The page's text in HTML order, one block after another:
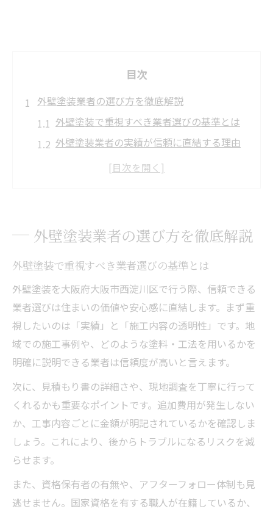
目次
外壁塗装業者の選び方を徹底解説
外壁塗装で重視すべき業者選びの基準とは
外壁塗装業者の実績が信頼に直結する理由
外壁塗装の見積もり比較で失敗しない方法
西淀川区で外壁塗装を検討するなら注目
外壁塗装の地元密着業者を選ぶメリット
外壁塗装で西淀川区の業者が信頼される理
由
西淀川区の外壁塗装費用相場と比較ポイン
ト
外壁塗装の無料見積もりを活用する方法
西淀川区で外壁塗装のアフターケアを確認
信頼できる外壁塗装会社を見極めるコツ
外壁塗装会社の信頼性を判断する要素とは
外壁塗装で自社施工か下請けかを確認する
特徴
外壁塗装で担当者の対応力を見極める方法
外壁塗装業者の選び方を徹底解説
外壁塗装で重視すべき業者選びの基準とは
外壁塗装を大阪府大阪市西淀川区で行う際、信頼できる
業者選びは住まいの価値や安心感に直結します。まず重
視したいのは「実績」と「施工内容の透明性」です。地
域での施工事例や、どのような塗料・工法を用いるかを
明確に説明できる業者は信頼度が高いと言えます。
次に、見積もり書の詳細さや、現地調査を丁寧に行って
くれるかも重要なポイントです。追加費用が発生しない
か、工事内容ごとに金額が明記されているかを確認しま
しょう。これにより、後からトラブルになるリスクを減
らせます。
また、資格保有者の有無や、アフターフォロー体制も見
逃せません。国家資格を有する職人が在籍しているか、